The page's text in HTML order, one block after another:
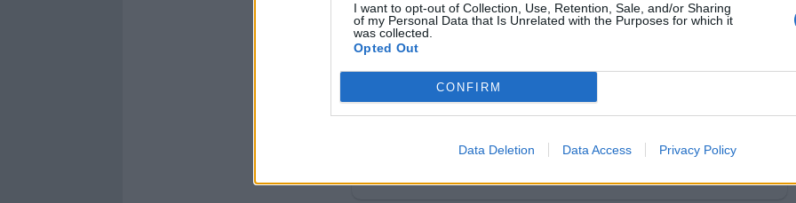
I want to opt-out of Collection, Use, Retention, Sale, and/or Sharing
of my Personal Data that Is Unrelated with the Purposes for which it
was collected.
Opted Out
CONFIRM
Data Deletion Data Access Privacy Policy